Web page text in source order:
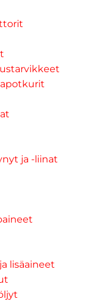
ja -liinat
lisäaineet